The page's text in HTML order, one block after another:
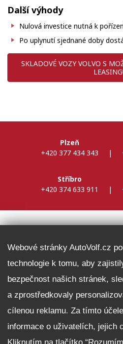
Další výhody
Nulová investice nutná k
Po uplynutí sjednané doby
SKLADOVÉ VOZY VOLVO S
Plzeň
+420 377 434 343
|
Stříbro
+420 374 633 911
|
Fleet program
Nabídka
Zásady zpracování
Webové stránky AutoVolf.cz
technologie k tomu, aby
bezpečnost našich stránek,
a zprostředkovaly
cílenou reklamu. Za tímto
informace o uživatelích, jejich